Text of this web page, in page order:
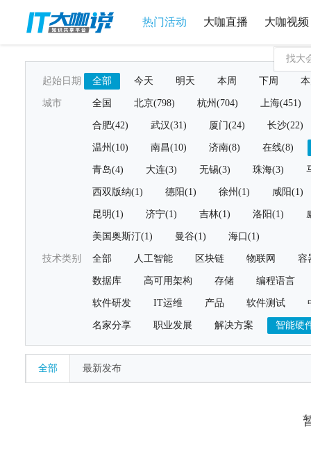
热门活动 大咖直播 大咖视频
起始日期 全部 今天 明天 本周 下周
城市 全国 北京(798) 杭州(704) 上海(451)
合肥(42) 武汉(31) 厦门(24) 长沙(22)
温州(10) 南昌(10) 济南(8) 在线(8)
青岛(4) 大连(3) 无锡(3) 珠海(3)
西双版纳(1) 德阳(1) 徐州(1) 咸阳(1)
昆明(1) 济宁(1) 吉林(1) 洛阳(1)
美国奥斯汀(1) 曼谷(1) 海口(1)
技术类别 全部 人工智能 区块链 物联网 容
数据库 高可用架构 存储 编程语言
软件研发 IT运维 产品 软件测试
名家分享 职业发展 解决方案 智能硬
全部 最新发布